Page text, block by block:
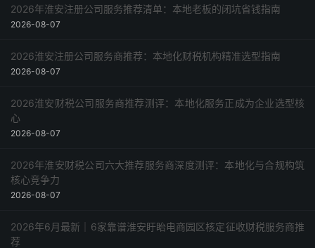
2026年淮安注册公司服务推荐清单：本地老板的闭坑省钱指南
2026-08-07
2026淮安注册公司服务商推荐：本地化财税机构精准选型指南
2026-08-07
2026淮安财税公司服务商推荐测评：本地化服务正成为企业选型核
心
2026-08-07
2026年淮安财税公司六大推荐服务商深度测评：本地化与合规构筑
核心竞争力
2026-08-07
2026年6月最新｜6家靠谱淮安盱眙电商园区核定征收财税服务商推
荐